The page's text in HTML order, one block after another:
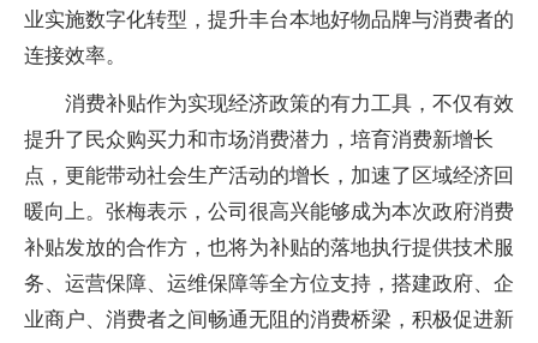
业实施数字化转型，提升丰台本地好物品牌与消费者的
连接效率。
消费补贴作为实现经济政策的有力工具，不仅有效
提升了民众购买力和市场消费潜力，培育消费新增长
点，更能带动社会生产活动的增长，加速了区域经济回
暖向上。张梅表示，公司很高兴能够成为本次政府消费
补贴发放的合作方，也将为补贴的落地执行提供技术服
务、运营保障、运维保障等全方位支持，搭建政府、企
业商户、消费者之间畅通无阻的消费桥梁，积极促进新